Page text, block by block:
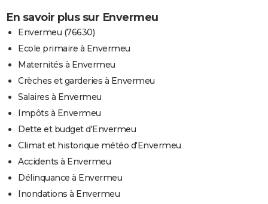
En savoir plus sur Envermeu
Envermeu (76630)
Ecole primaire à Envermeu
Maternités à Envermeu
Crèches et garderies à Envermeu
Salaires à Envermeu
Impôts à Envermeu
Dette et budget d'Envermeu
Climat et historique météo d'Envermeu
Accidents à Envermeu
Délinquance à Envermeu
Inondations à Envermeu